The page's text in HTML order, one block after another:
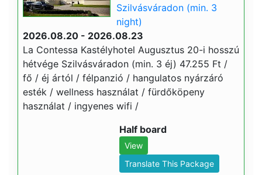
Szilvásváradon (min. 3
night)
2026.08.20 - 2026.08.23
La Contessa Kastélyhotel Augusztus 20-i hosszú
hétvége Szilvásváradon (min. 3 éj) 47.255 Ft /
fő / éj ártól / félpanzió / hangulatos nyárzáró
esték / wellness használat / fürdőköpeny
használat / ingyenes wifi /
Half board
View
Translate This Package